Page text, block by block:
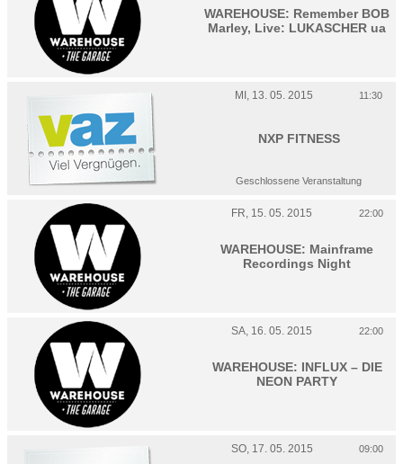
WAREHOUSE: Remember BOB
Marley, Live: LUKASCHER ua
MI, 13. 05. 2015 11:30
NXP FITNESS
Geschlossene Veranstaltung
FR, 15. 05. 2015 22:00
WAREHOUSE: Mainframe
Recordings Night
SA, 16. 05. 2015 22:00
WAREHOUSE: INFLUX – DIE
NEON PARTY
SO, 17. 05. 2015 09:00